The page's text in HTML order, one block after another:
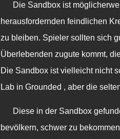
Die Sandbox ist
herausfordernden feindlichen
zu bleiben. Spieler sollten sich
Überlebenden zugute kommt,
Die Sandbox ist vielleicht nicht
Lab in Grounded , aber die
Diese in der Sandbox
bevölkern, schwer zu